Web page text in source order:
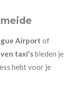
Airport of
taxi'sbieden je
hebt voor je